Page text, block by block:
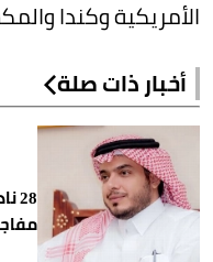
الأمريكية وكندا
أخبار ذات صلة